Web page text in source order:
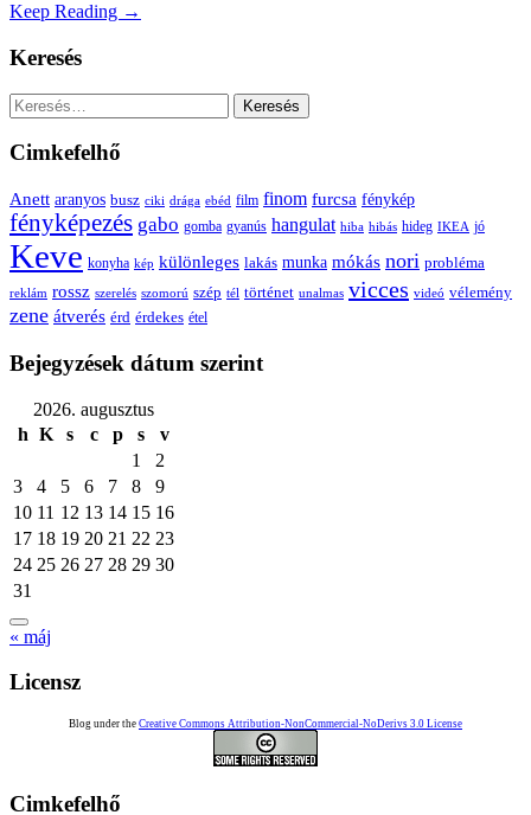
Keep Reading →
Keresés
Keresés:
Cimkefelhő
Anett aranyos busz ciki drága ebéd film finom furcsa fénykép
fényképezés gabo gomba gyanús hangulat hiba hibás hideg IKEA jó
Keve konyha kép különleges lakás munka mókás nori probléma
reklám rossz szerelés szomorú szép tél történet unalmas vicces videó vélemény
zene átverés érd érdekes étel
Bejegyzések dátum szerint
2026. augusztus
h K s c p s
v
1
2
3
4 5 6 7 8
9
10 11 12 13 14 15 16
17 18 19 20 21 22 23
24 25 26 27 28 29 30
31
« máj
Licensz
Blog under the Creative Commons Attribution-NonCommercial-NoDerivs 3.0 License
Cimkefelhő